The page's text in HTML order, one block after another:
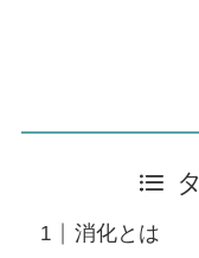
消化とは